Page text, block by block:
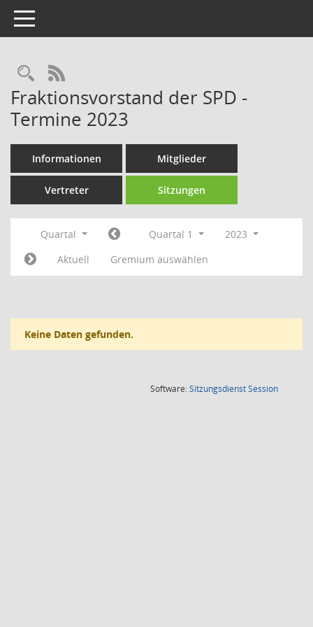
Toggle navigation
Rechercheauswahl
RSS-Feed
Fraktionsvorstand der SPD -
Termine 2023
Informationen Mitglieder
Vertreter Sitzungen
Quartal Quartal 1
2023
Aktuell
Gremium auswählen
Keine Daten gefunden.
Software:SitzungsdienstSession(Wird in